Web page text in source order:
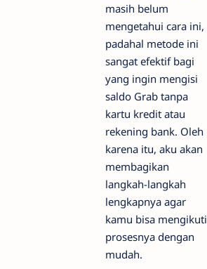
masih belum
mengetahui cara ini,
padahal metode ini
sangat efektif bagi
yang ingin mengisi
saldo Grab tanpa
kartu kredit atau
rekening bank. Oleh
karena itu, aku akan
membagikan
langkah-langkah
lengkapnya agar
kamu bisa mengikuti
prosesnya dengan
mudah.